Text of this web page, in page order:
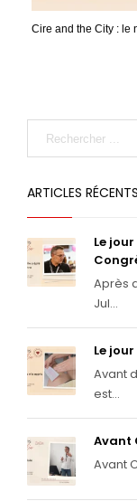
Cire and the City : le
ARTICLES RÉCENTS
Le
Après
Jul...
Le
Avant
est...
Avant
Avant